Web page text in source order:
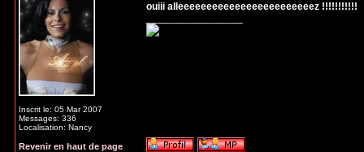
Inscrit le: 05 Mar 2007
Messages: 336
Localisation: Nancy
ouiii alleeeeeeeeeeeeeeeeeeeeeeeez !!!!!!!!!!!
Revenir en haut de page